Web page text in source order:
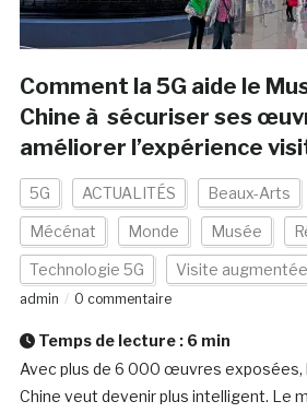
Comment la 5G aide le
Chine à sécuriser ses
améliorer l’expérience
5G ACTUALITÉS Beaux-Arts
Mécénat Monde Musée
Technologie 5G Visite augmentée
admin
0 commentaire
Temps de lecture : 6 min
Avec plus de 6 000 œuvres exposées,
Chine veut devenir plus intelligent. Le